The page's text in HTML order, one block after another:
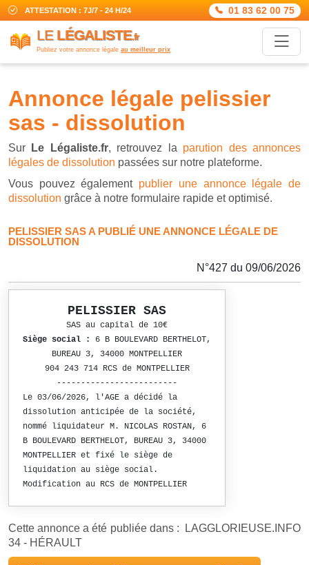
ATTESTATION : 7J/7 - 24 H/24 01 83 62 00 75
LE LÉGALISTE.fr
Publiez votre annonce légale au meilleur prix
annonce légale pelissier
sas - dissolution
Sur Le Légaliste.fr, retrouvez la parution des annonces
légales de dissolution passées sur notre plateforme.
Vous pouvez également publier une annonce légale de
dissolution grâce à notre formulaire rapide et optimisé.
PELISSIER SAS A PUBLIÉ UNE ANNONCE LÉGALE DE
DISSOLUTION
N°427 du 09/06/2026
PELISSIER SAS
SAS au capital de 10€
Siège social : 6 B BOULEVARD BERTHELOT,
BUREAU 3, 34000 MONTPELLIER
904 243 714 RCS de MONTPELLIER
-------------------------
Le 03/06/2026, l'AGE a décidé la
dissolution anticipée de la société,
nommé liquidateur M. NICOLAS ROSTAN, 6
B BOULEVARD BERTHELOT, BUREAU 3, 34000
MONTPELLIER et fixé le siège de
liquidation au siège social.
Modification au RCS de MONTPELLIER
Cette annonce a été publiée dans : LAGGLORIEUSE.INFO
34 - HÉRAULT